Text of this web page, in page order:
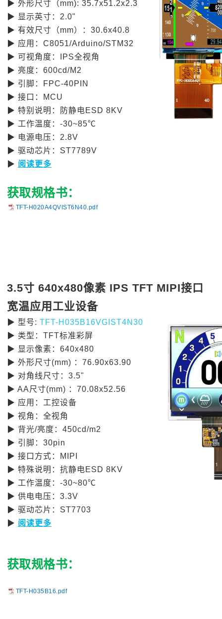
▶ 外形尺寸（mm): 35.7x51.2x2.3
▶ 显示英寸： 2.0"
▶ 有效尺寸（mm）： 30.6x40.8
▶ 应用： C8051/Arduino/STM32
▶ 可视角度： IPS全视角
▶ 亮度： 600cd/M2
▶ 引脚：
FPC-40PIN
▶ 接口：
MCU
▶ 特别说明：防静电ESD 8KV
▶ 工作温度： -30~85℃
▶ 电源电压： 2.8V
▶ 驱动芯片： ST7789V
▶ 阅读更多
获取规格书：
TFT-H020A4QVIST6N40.pdf
3.5寸 640x480像素 IPS TFT MIPI接口
宽温应用工业设备
▶ 型号: TFT-H035B16VGIST4N30
▶ 类型： TFT标准彩屏
▶ 显示像素： 640x480
▶ 外形尺寸(mm) ： 76.90x63.90
▶ 对角线尺寸： 3.5"
▶ AA 尺寸(mm) ： 70.08x52.56
▶ 应用：工控设备
▶ 视角：全视角
▶ 背光/亮度： 450cd/m2
▶ 引脚： 30pin
▶ 接口方式：
MIPI
▶ 特殊说明：抗静电ESD 8KV
▶ 工作温度： -30~80℃
▶ 供电电压： 3.3V
▶ 驱动芯片： ST7703
▶ 阅读更多
获取规格书：
TFT-H035B16.pdf